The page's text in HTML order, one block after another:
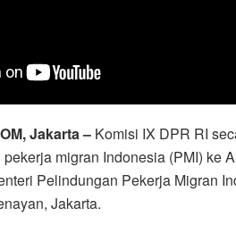
Jakarta – Komisi IX DPR RI
migran Indonesia (PMI) ke
Pelindungan Pekerja Migran
Jakarta.